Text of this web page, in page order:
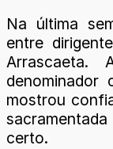
Na última
entre
Arrascaeta.
denominador
mostrou
certo.